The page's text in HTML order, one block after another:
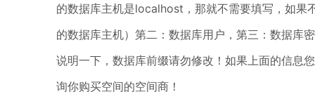
的数据库主机是localhost，那就不需要填写，如果
的数据库主机）第二：数据库用户，第三：数据库
说明一下，数据库前缀请勿修改！如果上面的信息
询你购买空间的空间商！